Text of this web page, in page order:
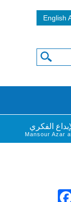
English
الفكري
Mansour Azar